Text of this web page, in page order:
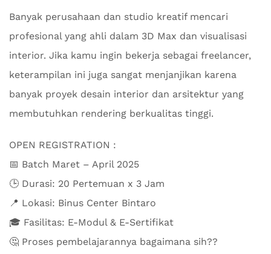
Banyak perusahaan dan studio kreatif mencari
profesional yang ahli dalam 3D Max dan visualisasi
interior. Jika kamu ingin bekerja sebagai freelancer,
keterampilan ini juga sangat menjanjikan karena
banyak proyek desain interior dan arsitektur yang
membutuhkan rendering berkualitas tinggi.
OPEN REGISTRATION :
📅 Batch Maret – April 2025
🕒 Durasi: 20 Pertemuan x 3 Jam
📍 Lokasi: Binus Center Bintaro
🎓 Fasilitas: E-Modul & E-Sertifikat
🤔 Proses pembelajarannya bagaimana sih??